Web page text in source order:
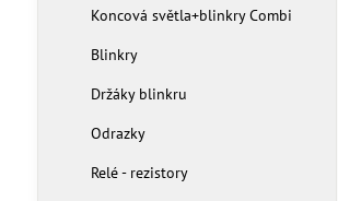
Koncová světla+blinkry Combi
Blinkry
Držáky blinkru
Odrazky
Relé - rezistory